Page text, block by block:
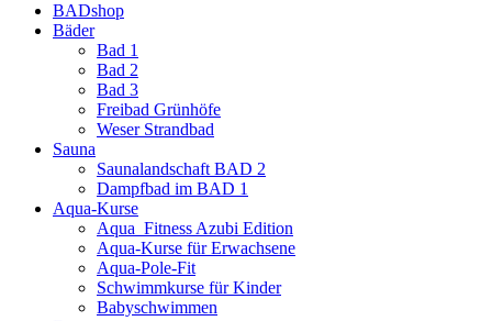
BADshop
Bäder
Bad 1
Bad 2
Bad 3
Freibad Grünhöfe
Weser Strandbad
Sauna
Saunalandschaft BAD 2
Dampfbad im BAD 1
Aqua-Kurse
Aqua_Fitness Azubi Edition
Aqua-Kurse für Erwachsene
Aqua-Pole-Fit
Schwimmkurse für Kinder
Babyschwimmen